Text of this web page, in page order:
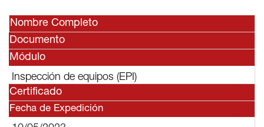
Nombre Completo
Documento
Módulo
Inspección de equipos (EPI)
Certificado
Fecha de Expedición